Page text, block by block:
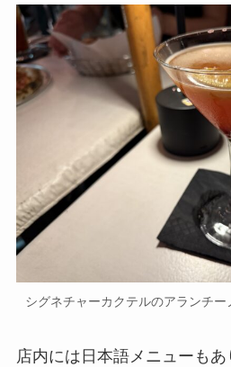
シグネチャーカクテルのアランチー
店内には日本語メニューも